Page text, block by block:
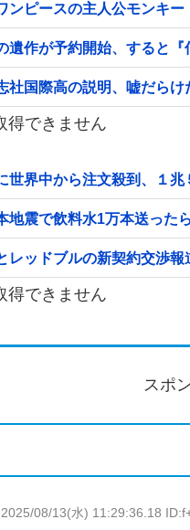
ンピースの主人公モンキ
遺作が予約開始、すると
社国際高の説明、嘘だら
得できません
世界中から注文殺到、１
地震で飲料水1万本送った
レッドブルの新契約交渉
得できません
スポ
2025/08/13(水) 11:29:36.18